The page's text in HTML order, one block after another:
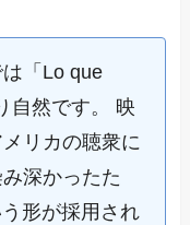
「Lo que
自然です。 映
リカの聴衆に
深かったた
形が採用され